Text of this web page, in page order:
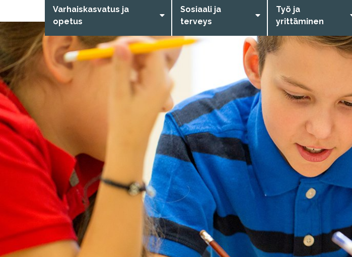
Varhaiskasvatus ja
opetus
Sosiaali ja
terveys
Työ ja
yrittäminen
Liikuttava
Senioriaamu
(maksuton)